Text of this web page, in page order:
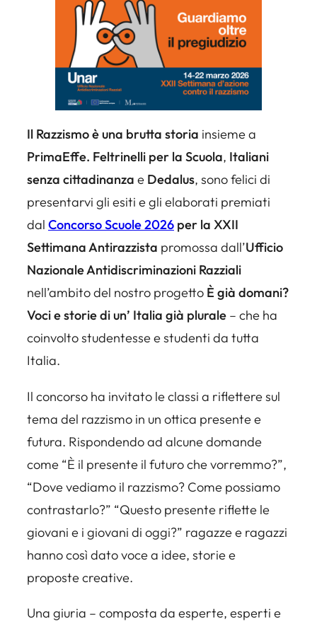
Il Razzismo è una brutta storia insieme a
PrimaEffe. Feltrinelli per la Scuola, Italiani
senza cittadinanza e Dedalus, sono felici di
presentarvi gli esiti e gli elaborati premiati
dal Concorso Scuole 2026 per la XXII
Settimana Antirazzista promossa dall’Ufficio
Nazionale Antidiscriminazioni Razziali
nell’ambito del nostro progetto È già domani?
Voci e storie di un’ Italia già plurale – che ha
coinvolto studentesse e studenti da tutta
Italia.
Il concorso ha invitato le classi a riflettere sul
tema del razzismo in un ottica presente e
futura. Rispondendo ad alcune domande
come “È il presente il futuro che vorremmo?”,
“Dove vediamo il razzismo? Come possiamo
contrastarlo?” “Questo presente riflette le
giovani e i giovani di oggi?” ragazze e ragazzi
hanno così dato voce a idee, storie e
proposte creative.
Una giuria – composta da esperte, esperti e